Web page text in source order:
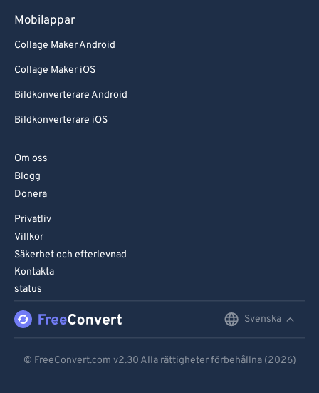
Mobilappar
Collage Maker Android
Collage Maker iOS
Bildkonverterare Android
Bildkonverterare iOS
Om oss
Blogg
Donera
Privatliv
Villkor
Säkerhet och efterlevnad
Kontakta
status
Svenska
© FreeConvert.com v2.30 Alla rättigheter förbehållna (2026)